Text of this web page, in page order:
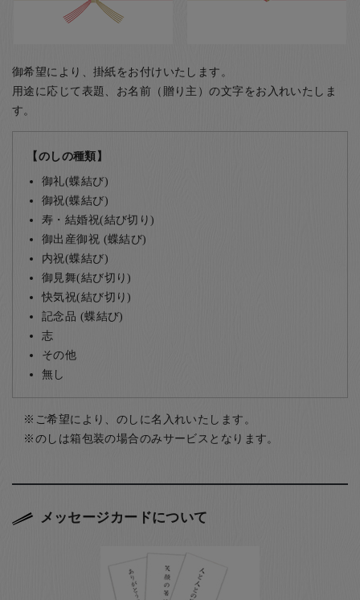
御希望により、掛紙をお付けいたします。
用途に応じて表題、お名前（贈り主）の文字をお入れいたしま
す。
【のしの種類】
御礼(蝶結び)
御祝(蝶結び)
寿・結婚祝(結び切り)
御出産御祝 (蝶結び)
内祝(蝶結び)
御見舞(結び切り)
快気祝(結び切り)
記念品 (蝶結び)
志
その他
無し
ご希望により、のしに名入れいたします。
のしは箱包装の場合のみサービスとなります。
メッセージカードについて